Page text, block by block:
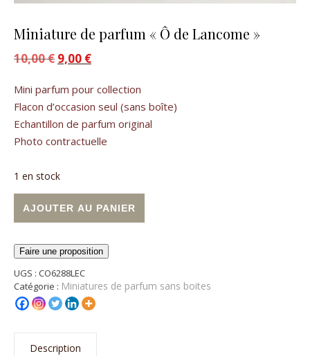
Miniature de parfum « Ô de Lancome »
10,00€ Le prix initial était : 10,00 €.
9,00 €Le prix actuel est : 9,00 €.
Mini parfum pour collection
Flacon d’occasion seul (sans boîte)
Echantillon de parfum original
Photo contractuelle
1 en stock
AJOUTER AU PANIER
Faire une proposition
UGS : CO6288LEC
Catégorie : Miniatures de parfum sans boites
Description